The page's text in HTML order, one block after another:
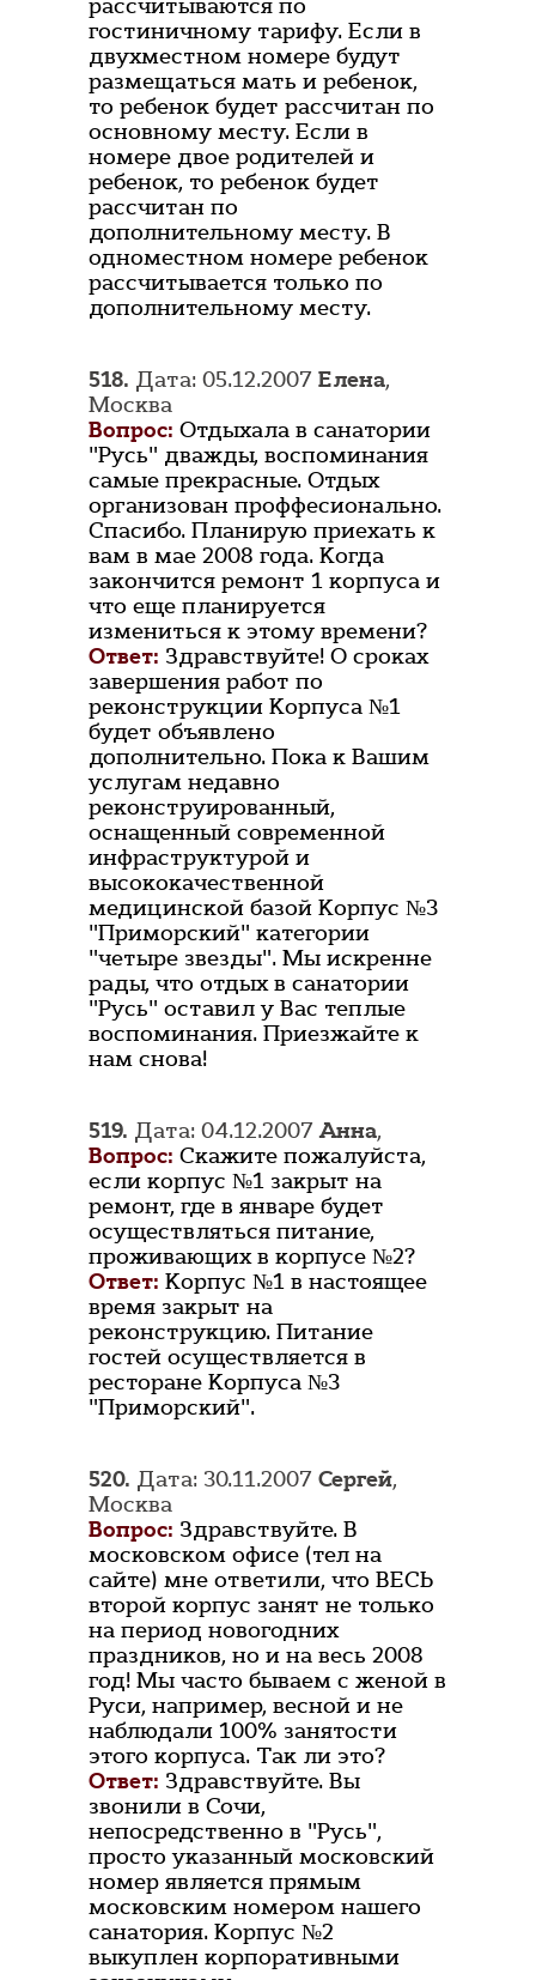
рассчитываются по
гостиничному тарифу. Если в
двухместном номере будут
размещаться мать и ребенок,
то ребенок будет рассчитан по
основному месту. Если в
номере двое родителей и
ребенок, то ребенок будет
рассчитан по
дополнительному месту. В
одноместном номере ребенок
рассчитывается только по
дополнительному месту.
518. Дата: 05.12.2007 Елена,
Москва
Вопрос: Отдыхала в санатории
"Русь" дважды, воспоминания
самые прекрасные. Отдых
организован проффесионально.
Спасибо. Планирую приехать к
вам в мае 2008 года. Когда
закончится ремонт 1 корпуса и
что еще планируется
измениться к этому времени?
Ответ: Здравствуйте! О сроках
завершения работ по
реконструкции Корпуса №1
будет объявлено
дополнительно. Пока к Вашим
услугам недавно
реконструированный,
оснащенный современной
инфраструктурой и
высококачественной
медицинской базой Корпус №3
"Приморский" категории
"четыре звезды". Мы искренне
рады, что отдых в санатории
"Русь" оставил у Вас теплые
воспоминания. Приезжайте к
нам снова!
519. Дата: 04.12.2007Анна,
Вопрос: Скажите пожалуйста,
если корпус №1 закрыт на
ремонт, где в январе будет
осуществляться питание,
проживающих в корпусе №2?
Ответ: Корпус №1 в настоящее
время закрыт на
реконструкцию. Питание
гостей осуществляется в
ресторане Корпуса №3
"Приморский".
520. Дата: 30.11.2007 Сергей,
Москва
Вопрос: Здравствуйте. В
московском офисе (тел на
сайте) мне ответили, что ВЕСЬ
второй корпус занят не только
на период новогодних
праздников, но и на весь 2008
год! Мы часто бываем с женой в
Руси, например, весной и не
наблюдали 100% занятости
этого корпуса. Так ли это?
Ответ: Здравствуйте. Вы
звонили в Сочи,
непосредственно в "Русь",
просто указанный московский
номер является прямым
московским номером нашего
санатория. Корпус №2
выкуплен корпоративными